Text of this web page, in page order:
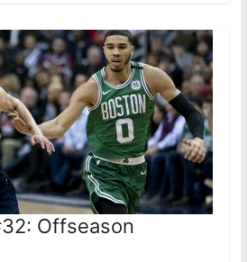
Offseason